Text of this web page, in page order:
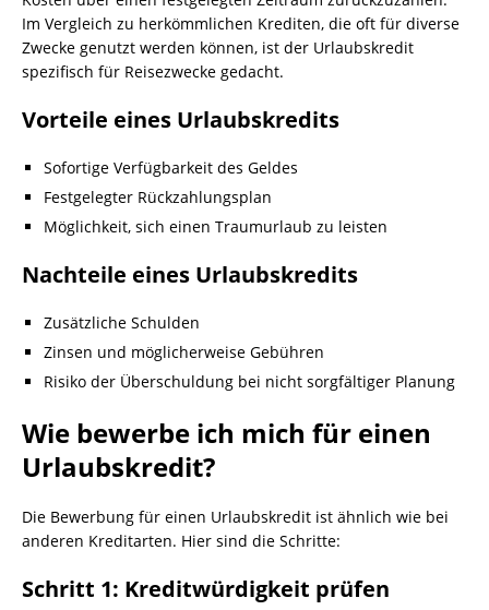
Im Vergleich zu herkömmlichen Krediten, die oft für diverse
Zwecke genutzt werden können, ist der Urlaubskredit
spezifisch für Reisezwecke gedacht.
Vorteile eines Urlaubskredits
Sofortige Verfügbarkeit des Geldes
Festgelegter Rückzahlungsplan
Möglichkeit, sich einen Traumurlaub zu leisten
Nachteile eines Urlaubskredits
Zusätzliche Schulden
Zinsen und möglicherweise Gebühren
Risiko der Überschuldung bei nicht sorgfältiger Planung
Wie bewerbe ich mich für einen
Urlaubskredit?
Die Bewerbung für einen Urlaubskredit ist ähnlich wie bei
anderen Kreditarten. Hier sind die Schritte:
Schritt 1: Kreditwürdigkeit prüfen